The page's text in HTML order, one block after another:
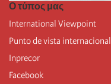
Ο τύπος μας
International Viewpoint
Punto de vista internacional
Inprecor
Facebook